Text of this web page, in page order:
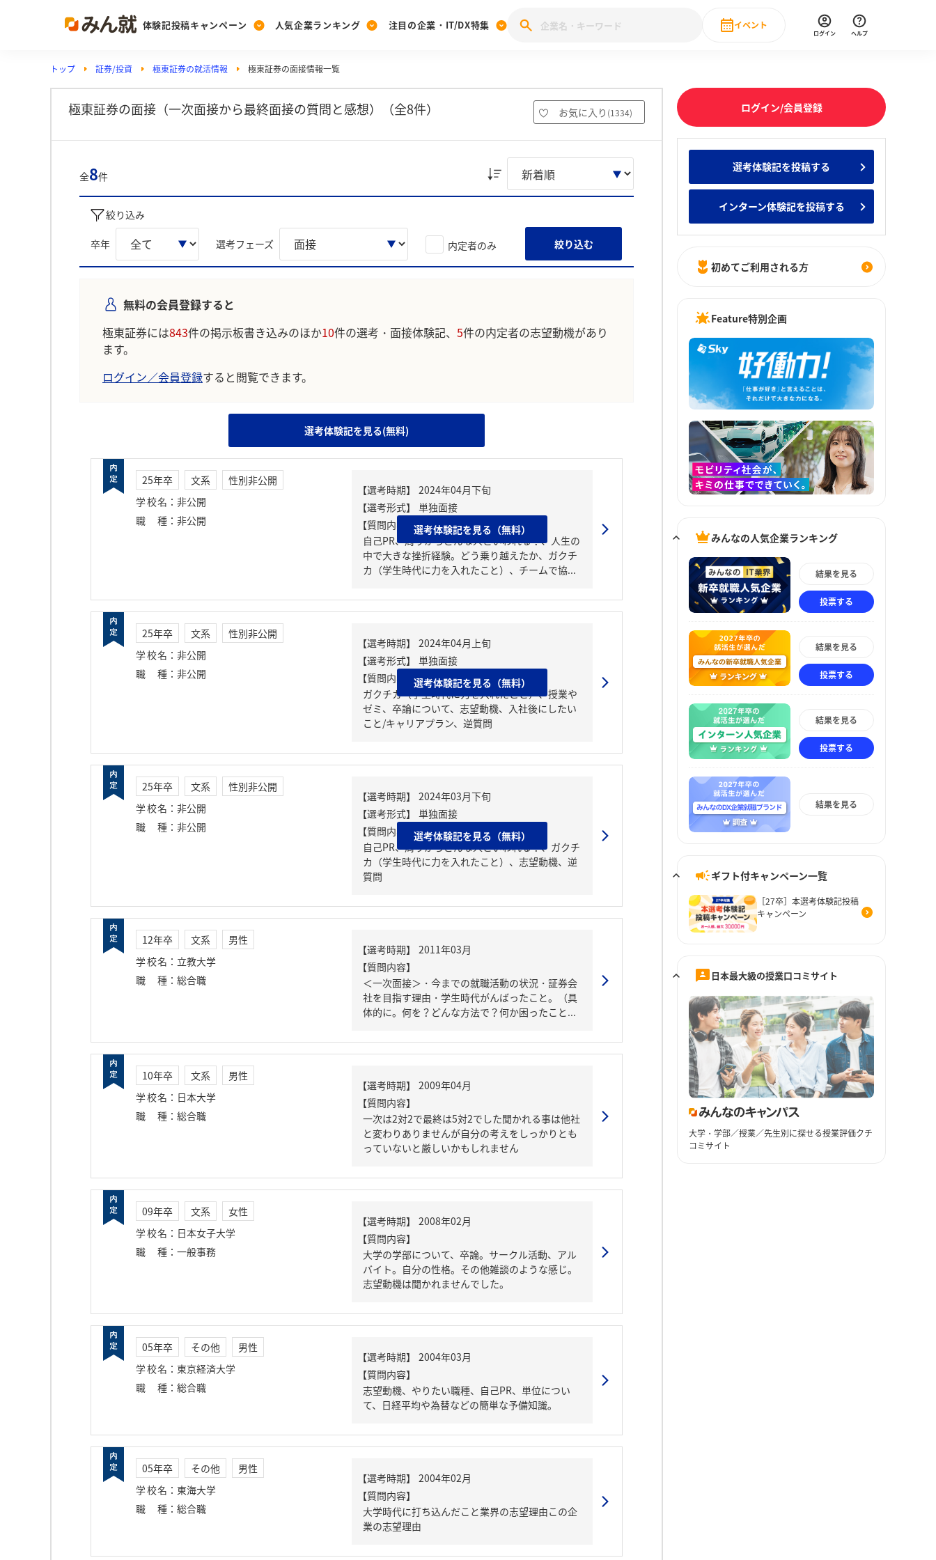
体験記投稿キャンペーン
Post
投稿する
[27卒] 本選考体験記投稿キャンペーン
人気企業ランキング
Ranking
ランキングを見る
みんなのDX企業就職ブランド調査
みんなのIT業界新卒就職人気企業ランキング みんなの新卒就職人気企業ランキング みんなのインターン人気企業ランキ
注目の企業・IT/DX特集
PickUp
注目の企業特集
28卒 IT・DX企業特集 27卒 IT・DX企業特集 28卒 IT・DX現場社員インタビュー
動画で知ろう！業界・企業研究
イベント
直近のイベント一覧
ログイン ヘルプ
トップ 証券/投資 極東証券の就活情報 極東証券の面接情報一覧
極東証券の面接（一次面接から最終面接の質問と感想）（全8件） お気に入り (1334)
全8件
絞り込み
卒年 選考フェーズ 内定者のみ 絞り込む
無料の会員登録すると
極東証券には843件の掲示板書き込みのほか10件の選考・面接体験記、 5件の内定者の志望動機があり
ます。
ログイン／会員登録すると閲覧できます。
選考体験記を見る(無料)
25年卒 文系
性別非公開
学校名 ： 非公開
職種 ： 非公開
【質問内容・課題】
自己PR、周りからどんな人といわれる？、人生の
中で大きな挫折経験。どう乗り越えたか、ガクチ
カ（学生時代に力を入れたこと）、チームで協...
選考体験記を見る（無料）
25年卒 文系
性別非公開
学校名 ： 非公開
職種 ： 非公開
【質問内容・課題】
ガクチカ（学生時代に力を入れたこと）、授業や
ゼミ、卒論について、志望動機、入社後にしたい
こと/キャリアプラン、逆質問
選考体験記を見る（無料）
25年卒 文系
性別非公開
学校名 ： 非公開
職種 ： 非公開
【質問内容・課題】
自己PR、周りからどんな人といわれる？、ガクチ
カ（学生時代に力を入れたこと）、志望動機、逆
質問
選考体験記を見る（無料）
12年卒 文系
男性
学校名 ： 立教大学
職種 ： 総合職
【質問内容】
＜一次面接＞・今までの就職活動の状況・証券会
社を目指す理由・学生時代がんばったこと。（具
体的に。何を？どんな方法で？何か困ったこと...
10年卒 文系
男性
学校名 ： 日本大学
職種 ： 総合職
【質問内容】
一次は2対2で最終は5対2でした聞かれる事は他社
と変わりありませんが自分の考えをしっかりとも
っていないと厳しいかもしれません
09年卒 文系
女性
学校名 ： 日本女子大学
職種 ： 一般事務
【質問内容】
大学の学部について、卒論。サークル活動、アル
バイト。自分の性格。その他雑談のような感じ。
志望動機は聞かれませんでした。
05年卒 その他
男性
学校名 ： 東京経済大学
職種 ： 総合職
【質問内容】
志望動機、やりたい職種、自己PR、単位につい
て、日経平均や為替などの簡単な予備知識。
05年卒 その他
男性
学校名 ： 東海大学
職種 ： 総合職
【質問内容】
大学時代に打ち込んだこと業界の志望理由この企
業の志望理由
ログイン/会員登録
選考体験記を投稿する
インターン体験記を投稿する
初めてご利用される方
Feature特別企画
みんなの人気企業ランキング
結果を見る
投票する
結果を見る
投票する
結果を見る
投票する
結果を見る
ギフト付キャンペーン一覧
［27卒］本選考体験記投稿
キャンペーン
日本最大級の授業口コミサイト
大学・学部／授業／先生別に探せる授業評価クチ
コミサイト